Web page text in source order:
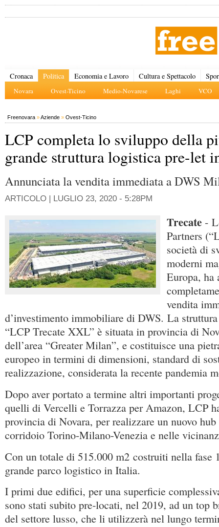
Cronaca Politica
Novara Ovest-Ticino Medio-Novarese Laghi VCO
Economia e Lavoro Cultura e Spettacolo
Freenovara »Aziende » Ovest-Ticino
LCP completa lo sviluppo della
grande struttura logistica pre-let
Annunciata la vendita immediata a DWS
ARTICOLO | LUGLIO 23, 2020 - 5:28PM
Trecate -
Partners
società di
moderni
Europa, ha
vendita
d’investimento immobiliare di DWS. La
“LCP Trecate XXL” è situata in provincia di
dell’area “Greater Milan”, e costituisce una
europeo in termini di dimensioni, standard di
realizzazione, considerata la recente pandemia
Dopo aver portato a termine altri importanti
quelli di Vercelli e Torrazza per Amazon, LCP
provincia di Novara, per realizzare un nuovo
corridoio Torino-Milano-Venezia e nelle
Con un totale di 515.000 m2 costruiti nella fase
grande parco logistico in Italia.
I primi due edifici, per una superficie
sono stati subito pre-locati, nel 2019, ad un top
del settore lusso, che li utilizzerà nel lungo